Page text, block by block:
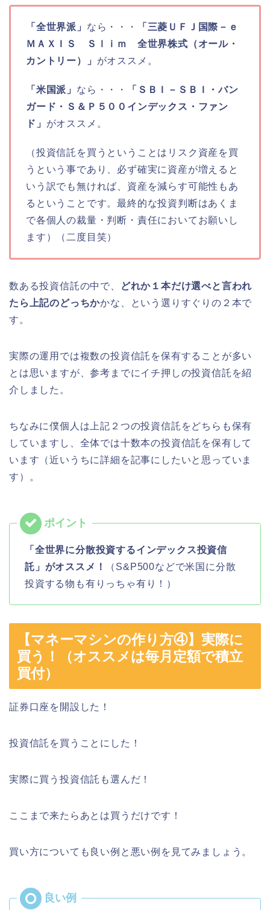
「全世界派」 なら・・・
「三菱ＵＦＪ国際－ｅ
ＭＡＸＩＳ Ｓｌｉｍ 全世界株式（オール・
カントリー）」 がオススメ。
「米国派」 なら・・・
「ＳＢＩ－ＳＢＩ・バン
ガード・Ｓ＆Ｐ５００インデックス・ファン
ド」 がオススメ。
（投資信託を買うということはリスク資産を買
うという事であり、必ず確実に資産が増えると
いう訳でも無ければ、資産を減らす可能性もあ
るということです。最終的な投資判断はあくま
で各個人の裁量・判断・責任においてお願いし
ます）（二度目笑）
数ある投資信託の中で、
どれか１本だけ選べと言われ
たら上記のどっちかかな、という選りすぐりの２本で
す。
実際の運用では複数の投資信託を保有することが多い
とは思いますが、参考までにイチ押しの投資信託を紹
介しました。
ちなみに僕個人は上記２つの投資信託をどちらも保有
していますし、全体では十数本の投資信託を保有して
います（近いうちに詳細を記事にしたいと思っていま
す）。
「全世界に分散投資するインデックス投資信
託」がオススメ！
（S&P500などで米国に分散
投資する物も有りっちゃ有り！）
【マネーマシンの作り方④】実際に
買う！（オススメは毎月定額で積立
買付）
証券口座を開設した！
投資信託を買うことにした！
実際に買う投資信託も選んだ！
ここまで来たらあとは買うだけです！
買い方についても良い例と悪い例を見てみましょう。